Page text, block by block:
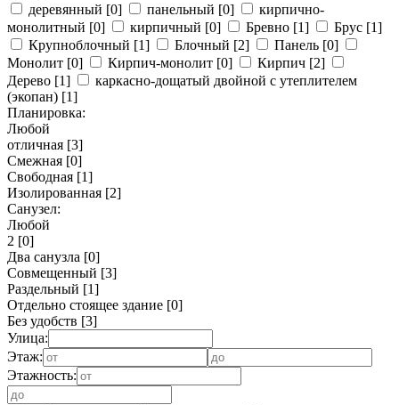
деревянный [0] панельный [0]
кирпично-
монолитный [0] кирпичный [0] Бревно [1] Брус [1]
Крупноблочный [1] Блочный [2] Панель [0]
Монолит [0] Кирпич-монолит [0] Кирпич [2]
Дерево [1]
каркасно-дощатый двойной с утеплителем
(экопан) [1]
Планировка:
Любой
отличная [3]
Смежная [0]
Свободная [1]
Изолированная [2]
Санузел:
Любой
2 [0]
Два санузла [0]
Совмещенный [3]
Раздельный [1]
Отдельно стоящее здание [0]
Без удобств [3]
Улица:
Этаж:
Этажность: